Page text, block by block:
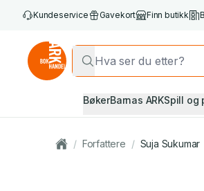
Kundeservice Gavekort Finn butikk
BøkerBarnas ARKSpill og
/ Forfattere / Suja Sukumar